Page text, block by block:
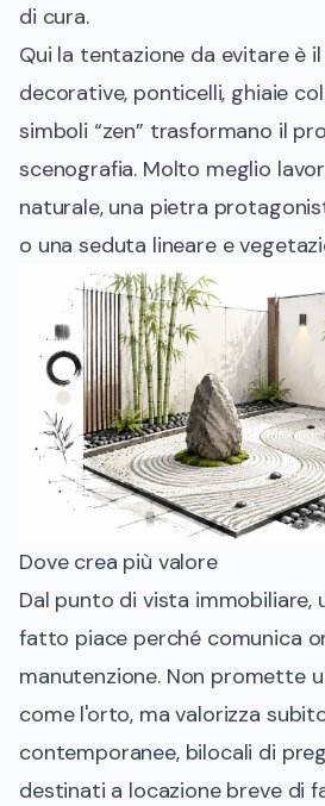
di cura.
Qui la tentazione da evitare è
decorative, ponticelli, ghiaie
simboli “zen” trasformano il
scenografia. Molto meglio
naturale, una pietra
o una seduta lineare e
Dove crea più valore
Dal punto di vista immobiliare,
fatto piace perché comunica
manutenzione. Non promette
come l'orto, ma valorizza
contemporanee, bilocali di
destinati a locazione breve di